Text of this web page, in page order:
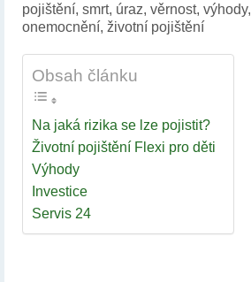
pojištění, smrt, úraz, věrnost, výhody,
onemocnění, životní pojištění
Obsah článku
Na jaká rizika se lze pojistit?
Životní pojištění Flexi pro děti
Výhody
Investice
Servis 24